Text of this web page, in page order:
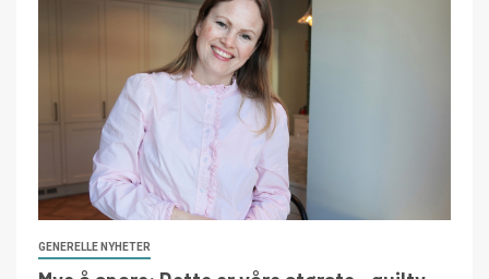
GENERELLE NYHETER